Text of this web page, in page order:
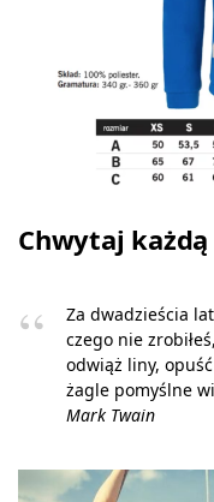
Chwytaj
Za dwadzieścia
czego nie
odwiąż liny,
żagle pomyślne
Mark Twain